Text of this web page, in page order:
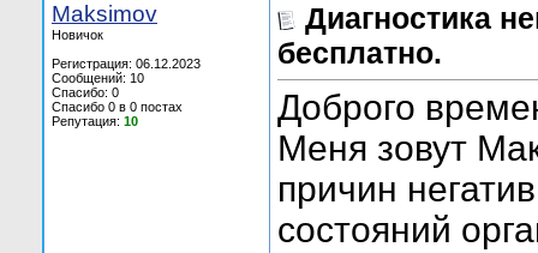
Maksimov
Новичок
Регистрация: 06.12.2023
Сообщений: 10
Спасибо: 0
Спасибо 0 в 0 постах
Репутация: 10
Диагностика
бесплатно.
Доброго
Меня зовут
причин
состояний